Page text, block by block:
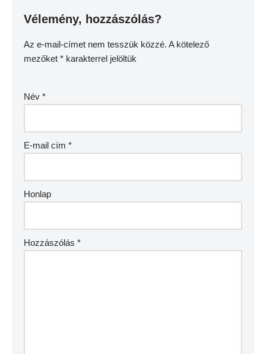
Vélemény, hozzászólás?
Az e-mail-címet nem tesszük közzé. A kötelező
mezőket * karakterrel jelöltük
Név *
E-mail cím *
Honlap
Hozzászólás *